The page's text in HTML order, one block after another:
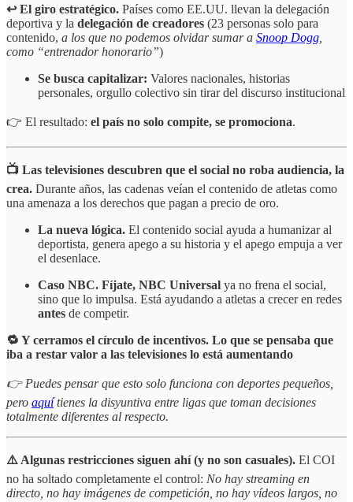
↩️ El giro estratégico. Países como EE.UU. llevan la delegación
deportiva y la delegación de creadores (23 personas solo para
contenido, a los que no podemos olvidar sumar a Snoop Dogg
como “entrenador honorario”)
Se busca capitalizar: Valores nacionales, historias
personales, orgullo colectivo sin tirar del discurso institucional
👉 El resultado: el país no solo compite, se promociona.
📺 Las televisiones descubren que el social no roba audiencia, la
crea. Durante años, las cadenas veían el contenido de atletas como
una amenaza a los derechos que pagan a precio de oro.
La nueva lógica. El contenido social ayuda a humanizar al
deportista, genera apego a su historia y el apego empuja a ver
el desenlace.
Caso NBC. Fíjate, NBC Universal ya no frena el social,
sino que lo impulsa. Está ayudando a atletas a crecer en redes
antes de competir.
🔁 Y cerramos el círculo de incentivos. Lo que se pensaba que
iba a restar valor a las televisiones lo está aumentando
👉 Puedes pensar que esto solo funciona con deportes pequeños,
pero aquítienes la disyuntiva entre ligas que toman decisiones
totalmente diferentes al respecto.
⚠️ Algunas restricciones siguen ahí (y no son casuales). El COI
no ha soltado completamente el control: No hay streaming en
directo, no hay imágenes de competición, no hay vídeos largos, no